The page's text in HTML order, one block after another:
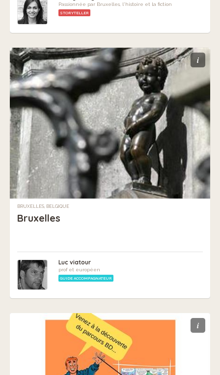
Passionnée par Bruxelles, l'histoire et la fiction
STORYTELLER
i
BRUXELLES, BELGIQUE
Bruxelles
Luc viatour
prof et européen
GUIDE ACCOMPAGNATEUR
i